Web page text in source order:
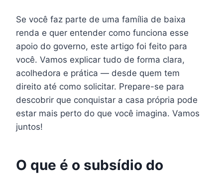
Se você faz parte de uma família de baixa
renda e quer entender como funciona esse
apoio do governo, este artigo foi feito para
você. Vamos explicar tudo de forma clara,
acolhedora e prática — desde quem tem
direito até como solicitar. Prepare-se para
descobrir que conquistar a casa própria pode
estar mais perto do que você imagina. Vamos
juntos!
O que é o subsídio do